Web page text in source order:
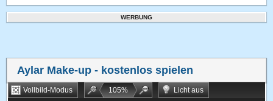
WERBUNG
Aylar Make-up - kostenlos spielen
Vollbild-Modus 105%
Licht aus